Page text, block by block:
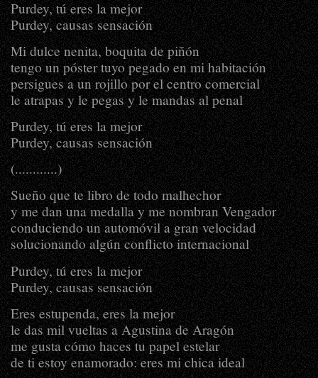
Purdey, tú eres la mejor
Purdey, causas sensación
Mi dulce nenita, boquita de piñón
tengo un póster tuyo pegado en mi habitación
persigues a un rojillo por el centro comercial
le atrapas y le pegas y le mandas al penal
Purdey, tú eres la mejor
Purdey, causas sensación
(............)
Sueño que te libro de todo malhechor
y me dan una medalla y me nombran Vengador
conduciendo un automóvil a gran velocidad
solucionando algún conflicto internacional
Purdey, tú eres la mejor
Purdey, causas sensación
Eres estupenda, eres la mejor
le das mil vueltas a Agustina de Aragón
me gusta cómo haces tu papel estelar
de ti estoy enamorado: eres mi chica ideal